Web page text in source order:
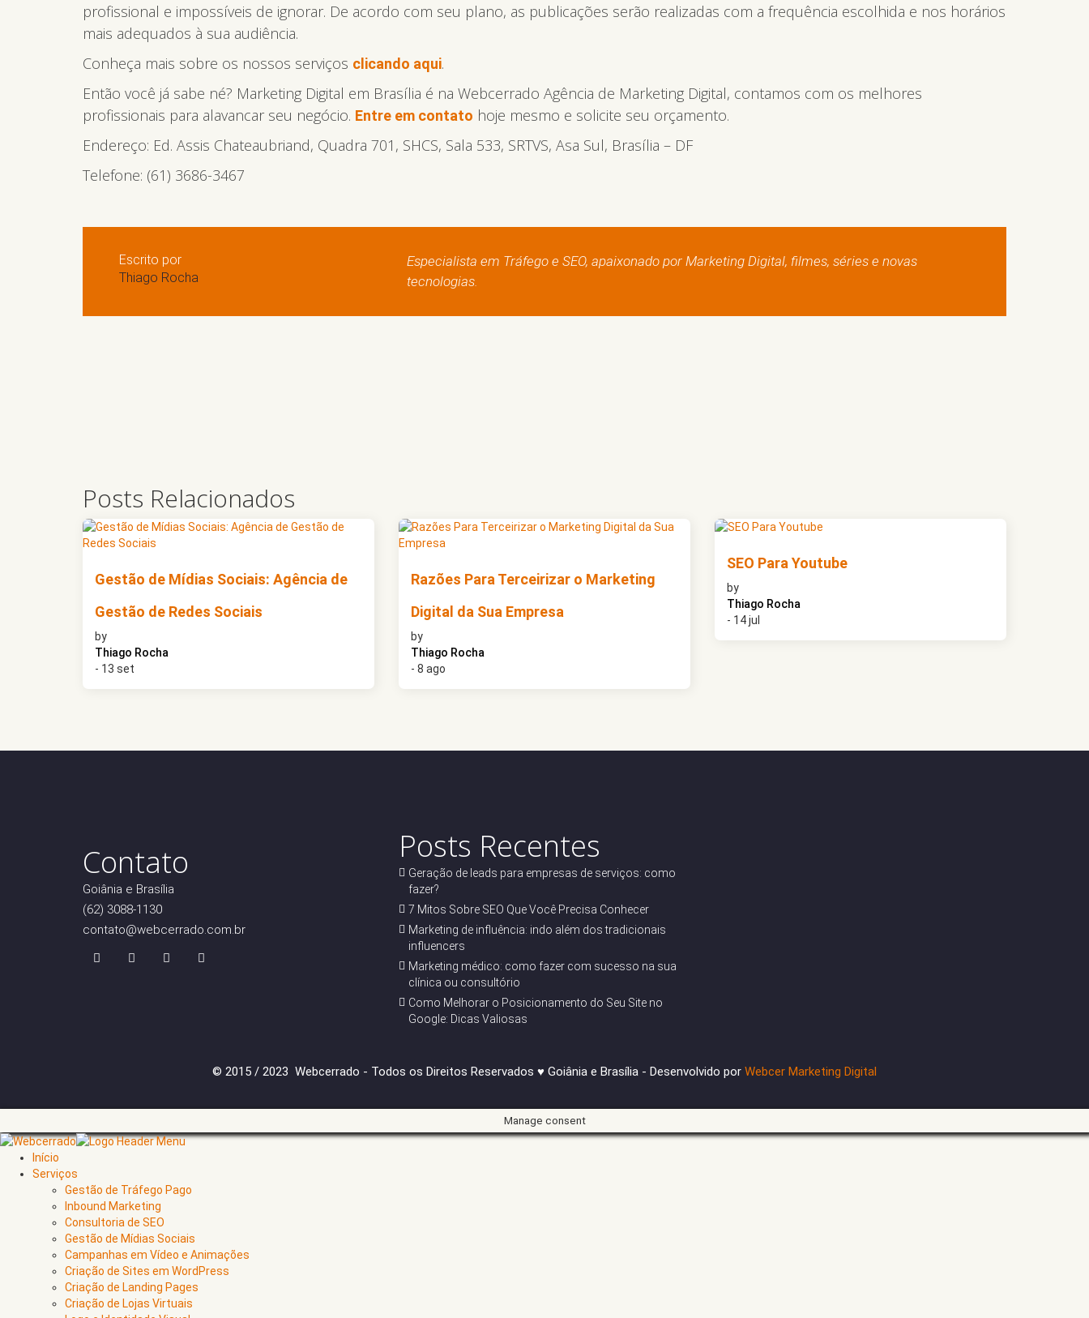
profissional e impossíveis de ignorar. De acordo com seu plano, as publicações serão realizadas com a frequência escolhida e nos horários
mais adequados à sua audiência.
Conheça mais sobre os nossos serviços clicando aqui.
Então você já sabe né? Marketing Digital em Brasília é na Webcerrado Agência de Marketing Digital, contamos com os melhores
profissionais para alavancar seu negócio. Entre em contato hoje mesmo e solicite seu orçamento.
Endereço: Ed. Assis Chateaubriand, Quadra 701, SHCS, Sala 533, SRTVS, Asa Sul, Brasília – DF
Telefone: (61) 3686-3467
Escrito por
Thiago Rocha
Especialista em Tráfego e SEO, apaixonado por Marketing Digital, filmes, séries e novas
tecnologias.
Posts Relacionados
Gestão de Mídias Sociais: Agência de
Gestão de Redes Sociais
by
Thiago Rocha
- 13 set
Razões Para Terceirizar o Marketing
Digital da Sua Empresa
by
Thiago Rocha
- 8 ago
SEO Para Youtube
by
Thiago Rocha
- 14 jul
Contato
Goiânia e Brasília
(62) 3088-1130
contato@webcerrado.com.br
Posts Recentes
Geração de leads para empresas de serviços: como
fazer?
7 Mitos Sobre SEO Que Você Precisa Conhecer
Marketing de influência: indo além dos tradicionais
influencers
Marketing médico: como fazer com sucesso na sua
clínica ou consultório
Como Melhorar o Posicionamento do Seu Site no
Google: Dicas Valiosas
© 2015 / 2023 Webcerrado - Todos os Direitos Reservados ♥ Goiânia e Brasília - Desenvolvido por Webcer Marketing Digital
Manage consent
Início
Serviços
Gestão de Tráfego Pago
Inbound Marketing
Consultoria de SEO
Gestão de Mídias Sociais
Campanhas em Vídeo e Animações
Criação de Sites em WordPress
Criação de Landing Pages
Criação de Lojas Virtuais